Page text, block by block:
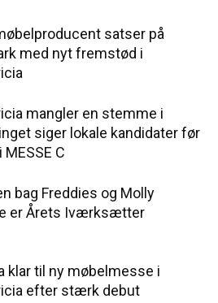
satser på
med nyt fremstød i
mangler en stemme i
siger lokale kandidater før
MESSE C
bag Freddies og Molly
er Årets Iværksætter
klar til ny møbelmesse i
efter stærk debut